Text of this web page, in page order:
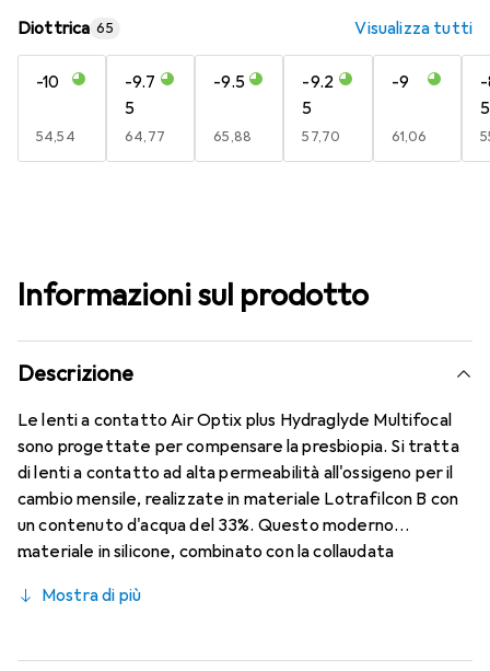
Diottrica 65 Visualizza tutti
-10
EUR
54,54
-9.7
5
EUR
64,77
-9.5
EUR
65,88
-9.2
5
EUR
57,70
-9
EUR
61,06
5
Informazioni sul prodotto
Descrizione
Le lenti a contatto Air Optix plus Hydraglyde Multifocal
sono progettate per compensare la presbiopia. Si tratta
di lenti a contatto ad alta permeabilità all'ossigeno per il
cambio mensile, realizzate in materiale Lotrafilcon B con
un contenuto d'acqua del 33%. Questo moderno
materiale in silicone, combinato con la collaudata
SmartShield, garantisce un'ottimale umidificazione della
utilizzo prolungato. Grazie alla tecnologia Precision
Mostra di più